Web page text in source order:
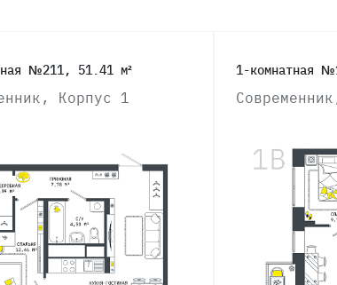
№211, 51.41 м²
Корпус 1
1-комнатная